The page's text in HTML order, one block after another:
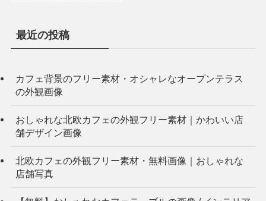
最近の投稿
カフェ背景のフリー素材・オシャレなオープンテラス
の外観画像
おしゃれな北欧カフェの外観フリー素材｜かわいい店
舗デザイン画像
北欧カフェの外観フリー素材・無料画像｜おしゃれな
店舗写真